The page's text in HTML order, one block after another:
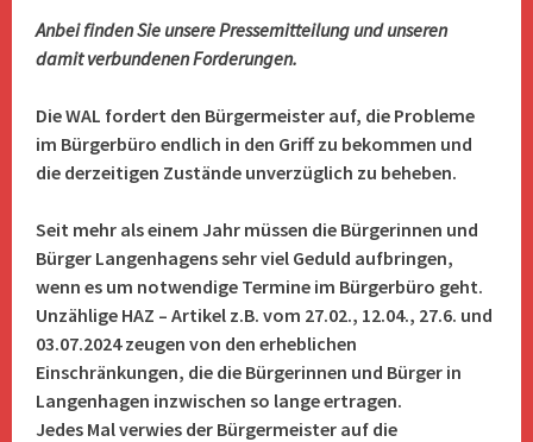
Anbei finden Sie unsere Pressemitteilung und unseren
damit verbundenen Forderungen.
Die WAL fordert den Bürgermeister auf, die Probleme
im Bürgerbüro endlich in den Griff zu bekommen und
die derzeitigen Zustände unverzüglich zu beheben.
Seit mehr als einem Jahr müssen die Bürgerinnen und
Bürger Langenhagens sehr viel Geduld aufbringen,
wenn es um notwendige Termine im Bürgerbüro geht.
Unzählige HAZ – Artikel z.B. vom 27.02., 12.04., 27.6. und
03.07.2024 zeugen von den erheblichen
Einschränkungen, die die Bürgerinnen und Bürger in
Langenhagen inzwischen so lange ertragen.
Jedes Mal verwies der Bürgermeister auf die